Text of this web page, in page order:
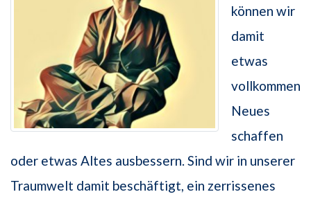
können wir
damit
etwas
vollkommen
Neues
schaffen
oder etwas Altes ausbessern. Sind wir in unserer
Traumwelt damit beschäftigt, ein zerrissenes